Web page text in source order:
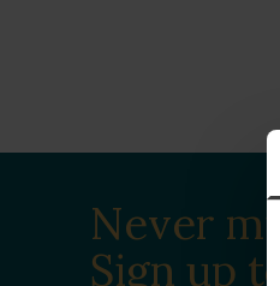
Never
Sign up